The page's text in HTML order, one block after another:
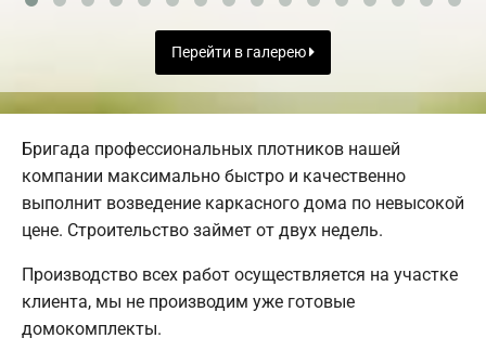
Перейти в галерею
Бригада профессиональных плотников нашей
компании максимально быстро и качественно
выполнит возведение каркасного дома по невысокой
цене. Строительство займет от двух недель.
Производство всех работ осуществляется на участке
клиента, мы не производим уже готовые
домокомплекты.